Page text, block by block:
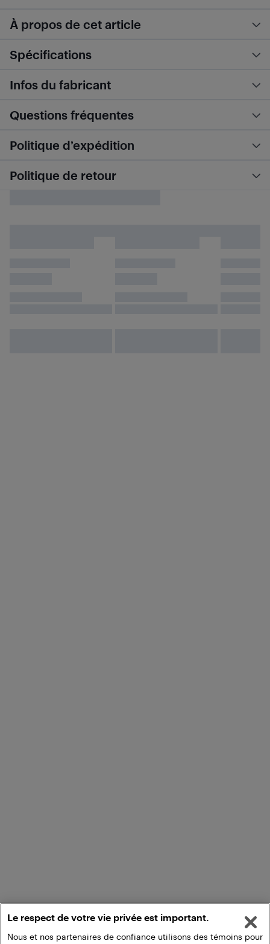
À propos de cet article
Spécifications
Infos du fabricant
Questions fréquentes
Politique d’expédition
Politique de retour
Le respect de votre vie privée est important.
Nous et nos partenaires de confiance utilisons des témoins pour